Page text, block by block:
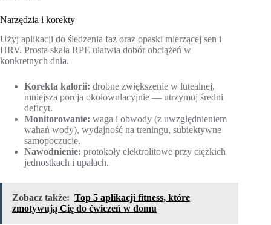
Narzędzia i korekty
Użyj aplikacji do śledzenia faz oraz opaski mierzącej sen i
HRV. Prosta skala RPE ułatwia dobór obciążeń w
konkretnych dnia.
Korekta kalorii: drobne zwiększenie w lutealnej,
mniejsza porcja okołowulacyjnie — utrzymuj średni
deficyt.
Monitorowanie: waga i obwody (z uwzględnieniem
wahań wody), wydajność na treningu, subiektywne
samopoczucie.
Nawodnienie: protokoły elektrolitowe przy ciężkich
jednostkach i upałach.
Zobacz także: Top 5 aplikacji fitness, które
zmotywują Cię do ćwiczeń w domu